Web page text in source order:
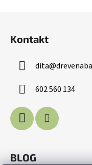
Kontakt
dita@
602 560 134
BLOG